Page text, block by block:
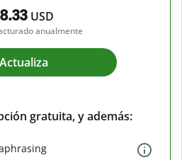
USD
anualmente
Actualiza
gratuita, y además: